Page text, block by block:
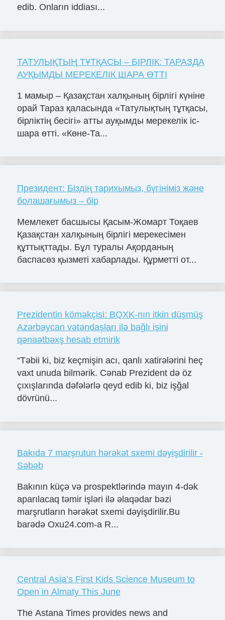
edib. Onların iddiası...
ТАТУЛЫҚТЫҢ ТҰТҚАСЫ – БІРЛІК: ТАРАЗДА
АУҚЫМДЫ МЕРЕКЕЛІК ШАРА ӨТТІ
1 мамыр – Қазақстан халқының бірлігі күніне
орай Тараз қаласында «Татулықтың тұтқасы,
бірліктің бесігі» атты ауқымды мерекелік іс-
шара өтті. «Көне-Та...
Президент: Біздің тарихымыз, бүгініміз және
болашағымыз – бір
Мемлекет басшысы Қасым-Жомарт Тоқаев
Қазақстан халқының бірлігі мерекесімен
құттықттады. Бұл туралы Ақорданың
баспасөз қызметі хабарлады. Құрметті от...
Prezidentin köməkçisi: BQXK-nın itkin düşmüş
Azərbaycan vətəndaşları ilə bağlı işini
qənaətbəxş hesab etmirik
“Təbii ki, biz keçmişin acı, qanlı xatirələrini heç
vaxt unuda bilmərik. Cənab Prezident də öz
çıxışlarında dəfələrlə qeyd edib ki, biz işğal
dövrünü...
Bakıda 7 marşrutun hərəkət sxemi dəyişdirilir -
Səbəb
Bakının küçə və prospektlərində mayın 4-dək
aparılacaq təmir işləri ilə əlaqədar bəzi
marşrutların hərəkət sxemi dəyişdirilir.Bu
barədə Oxu24.com-a R...
Central Asia’s First Kids Science Museum to
Open in Almaty This June
The Astana Times provides news and